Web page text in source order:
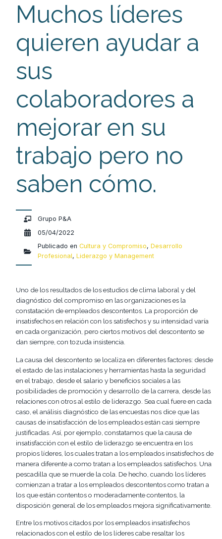
Muchos líderes
quieren ayudar a
sus
colaboradores a
mejorar en su
trabajo pero no
saben cómo.
Grupo P&A
05/04/2022
Publicado en Cultura y Compromiso,Desarrollo
Profesional,Liderazgo y Management
Uno de los resultados de los estudios de clima laboral y del
diagnóstico del compromiso en las organizaciones es la
constatación de empleados descontentos. La proporción de
insatisfechos en relación con los satisfechos y su intensidad varía
en cada organización, pero ciertos motivos del descontento se
dan siempre, con tozuda insistencia.
La causa del descontento se localiza en diferentes factores: desde
el estado de las instalaciones y herramientas hasta la seguridad
en el trabajo, desde el salario y beneficios sociales a las
posibilidades de promoción y desarrollo de la carrera, desde las
relaciones con otros al estilo de liderazgo. Sea cual fuere en cada
caso, el análisis diagnóstico de las encuestas nos dice que las
causas de insatisfacción de los empleados están casi siempre
justificadas. Así, por ejemplo, constatamos que la causa de
insatisfacción con el estilo de liderazgo se encuentra en los
propios líderes, los cuales tratan a los empleados insatisfechos de
manera diferente a como tratan a los empleados satisfechos. Una
pescadilla que se muerde la cola. De hecho, cuando los líderes
comienzan a tratar a los empleados descontentos como tratan a
los que están contentos o moderadamente contentos, la
disposición general de los empleados mejora significativamente.
Entre los motivos citados por los empleados insatisfechos
relacionados con el estilo de los líderes cabe resaltar los